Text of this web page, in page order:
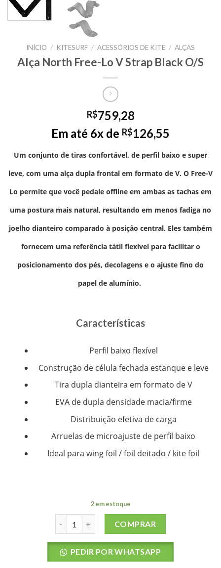
INÍCIO / KITESURF / ACESSÓRIOS DE KITE / ALÇAS
Alça North Free-Lo V Strap Black O/S
R$759,28
Em até 6x de R$126,55
Um conjunto de tiras confortável, de perfil baixo e super
leve, com uma alça dupla frontal em formato de V. O Free-V
Lo permite que você pedale offline em ambas as tachas em
uma postura mais natural, resultando em menos fadiga no
joelho dianteiro comparado à posição central. Eles também
fornecem uma referência tátil flexível para facilitar o
posicionamento dos pés, decolagens e o ajuste fino do
papel de alumínio.
Características
Perfil baixo flexível
Construção de célula fechada estanque e leve
Tira dupla dianteira em formato de V
EVA de dupla densidade macia/firme
Distribuição efetiva de carga
Arruelas de microajuste de perfil baixo
Ideal para wing foil / foil deitado / kite foil
2 em estoque
COMPRAR
PEDIR POR WHATSAPP